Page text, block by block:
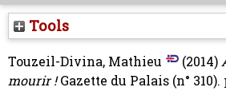
Tools
Touzeil-Divina, Mathieu (2014)
mourir ! Gazette du Palais (n° 310).